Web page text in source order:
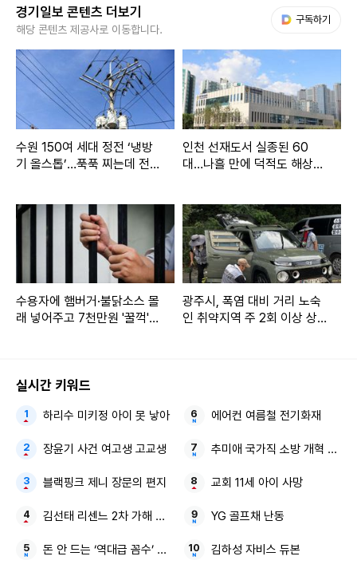
경기일보 콘텐츠 더보기
해당 콘텐츠 제공사로 이동합니다.
구독하기
수원 150여 세대 정전 ‘냉방
기 올스톱’…푹푹 찌는데 전기
인천 선재도서 실종된 60
대…나흘 만에 덕적도 해상서
수용자에 햄버거·불닭소스 몰
래 넣어주고 7천만원 '꿀꺽'…
광주시, 폭염 대비 거리 노숙
인 취약지역 주 2회 이상 상시
실시간 키워드
하리수 미키정 아이 못 낳아
장윤기 사건 여고생 고교생
블랙핑크 제니 장문의 편지
김선태 리센느 2차 가해 논란 8초짜리 근황 영상
돈 안 드는 ‘역대급 꼼수’ 비닐 1장 화장실 바닥
에어컨 여름철 전기화재
추미애 국가직 소방 개혁 시급
교회 11세 아이 사망
YG 골프채 난동
김하성 자비스 듀본